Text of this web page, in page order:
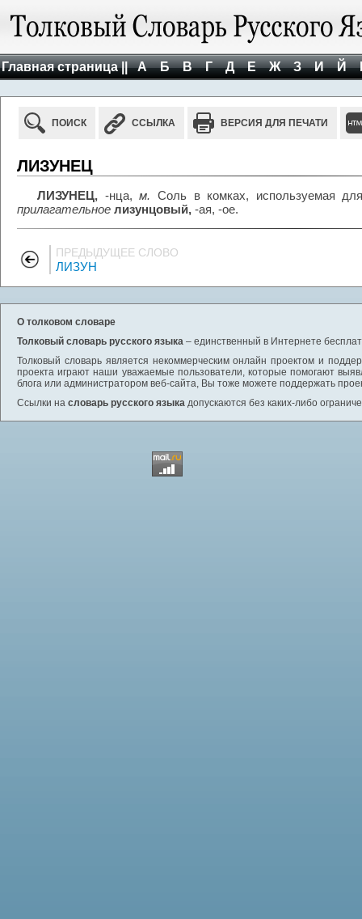
Главная страница || А Б В Г Д Е Ж З И Й
ПОИСК ССЫЛКА ВЕРСИЯ ДЛЯ ПЕЧАТИ
ЛИЗУНЕЦ
ЛИЗУНЕЦ, -нца,м. Соль в комках, используемая
прилагательное лизунцовый, -ая, -ое.
ПРЕДЫДУЩЕЕ СЛОВО
ЛИЗУН
О толковом словаре
Толковый словарь русского языка – единственный в Интернете
Толковый словарь является некоммерческим онлайн проектом и
проекта играют наши уважаемые пользователи, которые помогают
блога или администратором веб-сайта, Вы тоже можете поддержать
Ссылки на словарь русского языка допускаются без каких-либо